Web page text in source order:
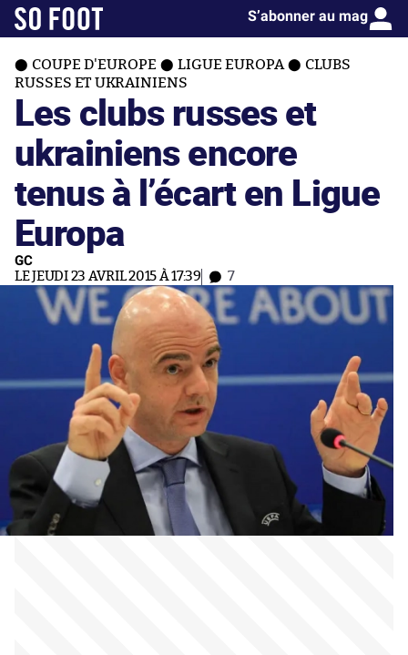
S’abonner au mag
COUPE D'EUROPE LIGUE EUROPA
CLUBS
RUSSES ET UKRAINIENS
Les clubs russes et
ukrainiens encore
tenus à l’écart en Ligue
Europa
GC
LE JEUDI 23 AVRIL 2015 À 17:39 7